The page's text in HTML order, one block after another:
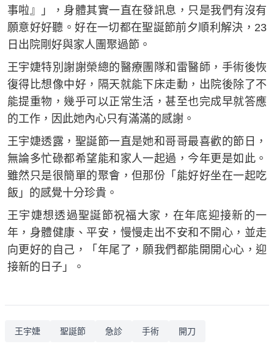
事啦』」，身體其實一直在發訊息，只是我們有沒有
願意好好聽。好在一切都在聖誕節前夕順利解決，23
日出院剛好與家人團聚過節。
王宇婕特別謝謝榮總的醫療團隊和雷醫師，手術後恢
復得比想像中好，隔天就能下床走動，出院後除了不
能提重物，幾乎可以正常生活，甚至也完成早就答應
的工作，因此她內心只有滿滿的感謝。
王宇婕透露，聖誕節一直是她和哥哥最喜歡的節日，
無論多忙碌都希望能和家人一起過，今年更是如此。
雖然只是很簡單的聚會，但那份「能好好坐在一起吃
飯」的感覺十分珍貴。
王宇婕想透過聖誕節祝福大家，在年底迎接新的一
年，身體健康、平安，慢慢走出不安和不開心，並走
向更好的自己，「年尾了，願我們都能開開心心，迎
接新的日子」。
王宇婕 聖誕節 急診 手術 開刀